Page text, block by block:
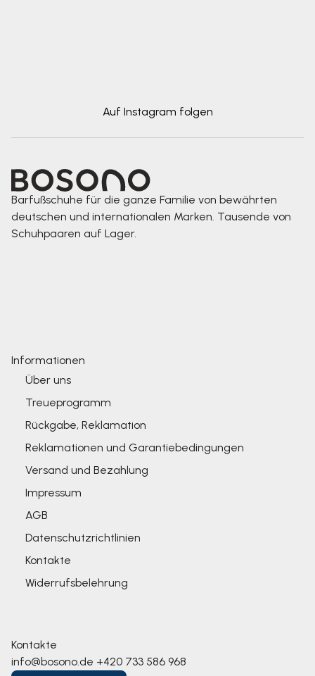
Auf Instagram folgen
Barfußschuhe für die ganze Familie von bewährten
deutschen und internationalen Marken. Tausende von
Schuhpaaren auf Lager.
Informationen
Über uns
Treueprogramm
Rückgabe, Reklamation
Reklamationen und Garantiebedingungen
Versand und Bezahlung
Impressum
AGB
Datenschutzrichtlinien
Kontakte
Widerrufsbelehrung
Kontakte
info@bosono.de +420 733 586 968